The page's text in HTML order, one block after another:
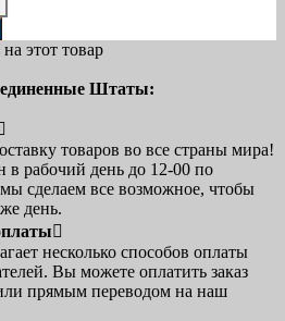
этот товар
Штаты:
товаров во все страны мира!
в рабочий день до 12-00 по
сделаем все возможное, чтобы
день.

несколько способов оплаты
Вы можете оплатить заказ
прямым переводом на наш